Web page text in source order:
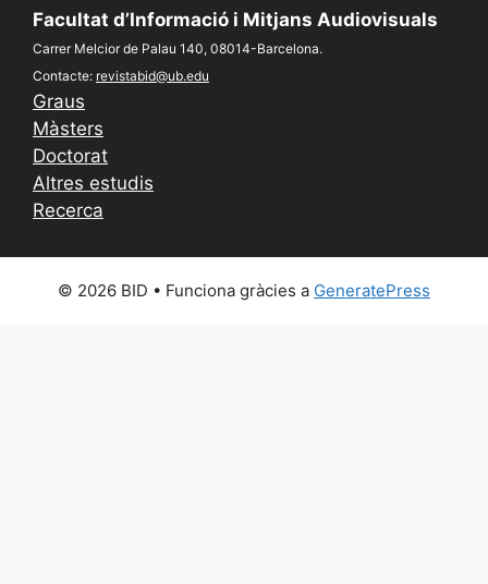
Facultat d’Informació i Mitjans Audiovisuals
Carrer Melcior de Palau 140, 08014-Barcelona.
Contacte: revistabid@ub.edu
Graus
Màsters
Doctorat
Altres estudis
Recerca
© 2026 BID • Funciona gràcies a GeneratePress